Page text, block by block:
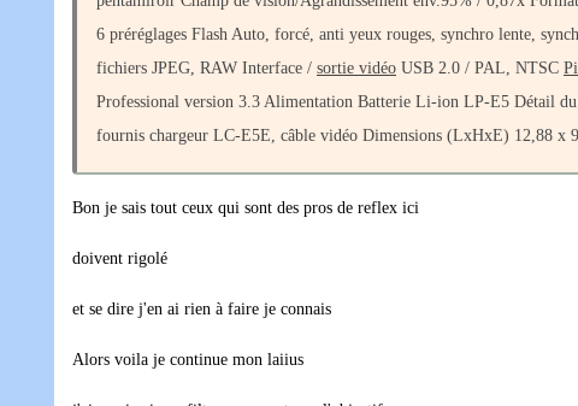
6 préréglages Flash Auto, forcé, anti yeux rouges, synchro lente,
fichiers JPEG, RAW Interface / sortie vidéo USB 2.0 / PAL, NTSC
Professional version 3.3 Alimentation Batterie Li-ion LP-E5 Détail
fournis chargeur LC-E5E, câble vidéo Dimensions (LxHxE) 12,88
Bon je sais tout ceux qui sont des pros de reflex ici
doivent rigolé
et se dire j'en ai rien à faire je connais
Alors voila je continue mon laiius